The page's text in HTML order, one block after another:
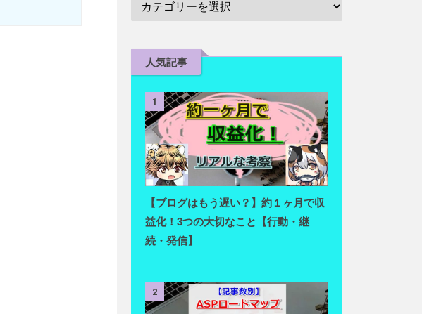
人気記事
1
【ブログはもう遅い？】約１ヶ月で収
益化！3つの大切なこと【行動・継
続・発信】
2